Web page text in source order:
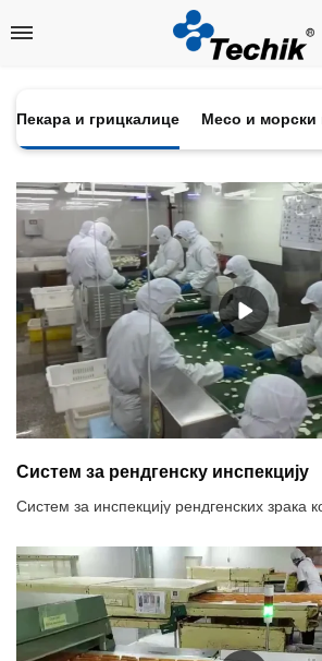
Пекара и грицкалице Месо и морски
Систем за рендгенску инспекцију